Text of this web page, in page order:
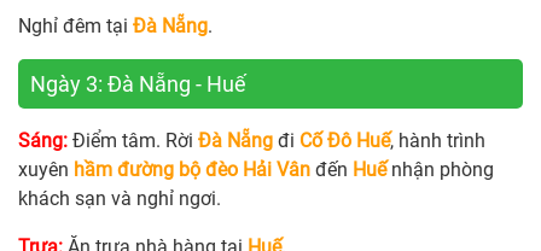
Nghỉ đêm tại Đà Nẵng.
Ngày 3: Đà Nẵng - Huế
Sáng: Điểm tâm. Rời Đà Nẵng đi Cố Đô Huế, hành trình
xuyên hầm đường bộ đèo Hải Vân đến Huếnhận phòng
khách sạn và nghỉ ngơi.